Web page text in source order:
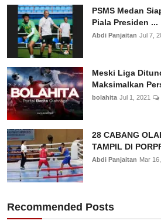
PSMS Medan
Piala Presiden ...
Abdi Panjaitan Jul 7,
Meski Liga
Maksimalkan
bolahita Jul 1, 2021
28 CABANG
TAMPIL DI
Abdi Panjaitan Mar
Recommended Posts